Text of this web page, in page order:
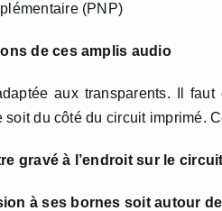
(PNP)
de ces amplis audio
aux transparents. Il
soit du côté du circuit imprimé.
gravé à l’endroit sur le
à ses bornes soit autour de